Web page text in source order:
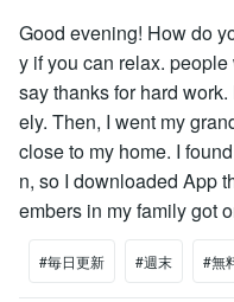
Good evening! How do
y if you can relax.
say thanks for hard
ely. Then, I went my
close to my home. I
n, so I downloaded App
embers in my family got
#毎日更新 #週末 #無